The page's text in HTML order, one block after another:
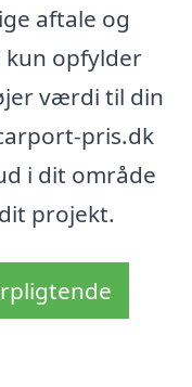
aftale og
kun opfylder
værdi til din
pris.dk
i dit område
projekt.